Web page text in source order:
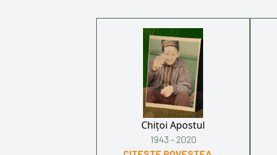
Chițoi Apostul
1943 - 2020